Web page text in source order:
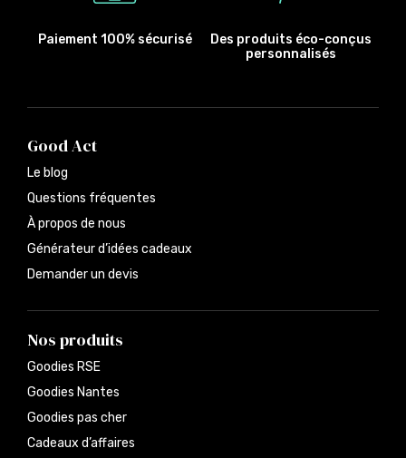
Paiement 100% sécurisé
Des produits éco-conçus
personnalisés
Good Act
Le blog
Questions fréquentes
À propos de nous
Générateur d’idées cadeaux
Demander un devis
Nos produits
Goodies RSE
Goodies Nantes
Goodies pas cher
Cadeaux d’affaires